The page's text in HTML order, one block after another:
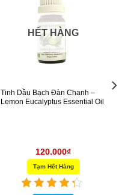
HẾT HÀNG
Tinh Dầu Bạch Đàn Chanh –
Lemon Eucalyptus Essential Oil
120.000₫
Tạm Hết Hàng